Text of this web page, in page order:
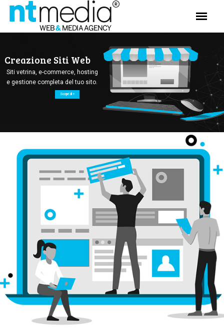
Creazione Siti Web
Siti vetrina, e-commerce, hosting
e gestione completa del tuo sito.
Scopri di +